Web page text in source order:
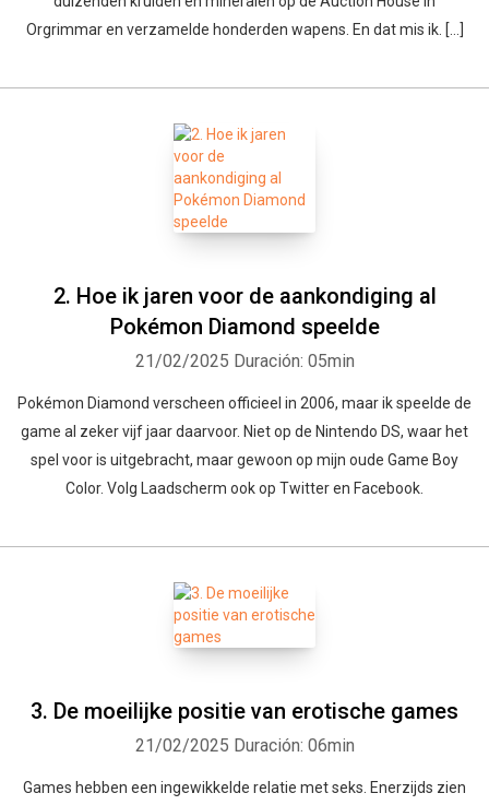
Orgrimmar en verzamelde honderden wapens. En dat mis ik. […]
2. Hoe ik jaren voor de aankondiging al
Pokémon Diamond speelde
21/02/2025 Duración: 05min
Pokémon Diamond verscheen officieel in 2006, maar ik speelde de
game al zeker vijf jaar daarvoor. Niet op de Nintendo DS, waar het
spel voor is uitgebracht, maar gewoon op mijn oude Game Boy
Color. Volg Laadscherm ook op Twitter en Facebook.
3. De moeilijke positie van erotische games
21/02/2025 Duración: 06min
Games hebben een ingewikkelde relatie met seks. Enerzijds zien